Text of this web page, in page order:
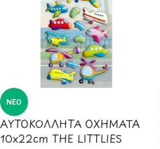
ΝΈΟ
ΑΥΤΟΚΟΛΛΗΤΑ ΟΧΗΜΑΤΑ
10x22cm THE LITTLIES